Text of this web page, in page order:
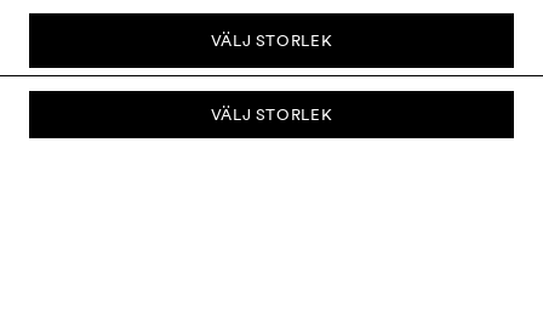
VÄLJ STORLEK
VÄLJ STORLEK